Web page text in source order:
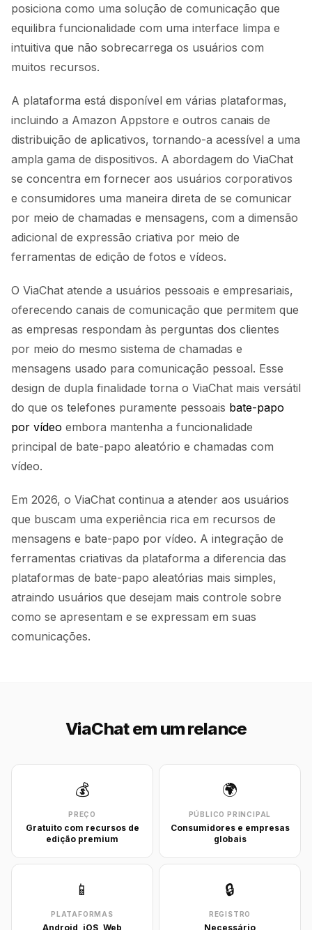
posiciona como uma solução de comunicação que
equilibra funcionalidade com uma interface limpa e
intuitiva que não sobrecarrega os usuários com
muitos recursos.
A plataforma está disponível em várias plataformas,
incluindo a Amazon Appstore e outros canais de
distribuição de aplicativos, tornando-a acessível a uma
ampla gama de dispositivos. A abordagem do ViaChat
se concentra em fornecer aos usuários corporativos
e consumidores uma maneira direta de se comunicar
por meio de chamadas e mensagens, com a dimensão
adicional de expressão criativa por meio de
ferramentas de edição de fotos e vídeos.
O ViaChat atende a usuários pessoais e empresariais,
oferecendo canais de comunicação que permitem que
as empresas respondam às perguntas dos clientes
por meio do mesmo sistema de chamadas e
mensagens usado para comunicação pessoal. Esse
design de dupla finalidade torna o ViaChat mais versátil
do que os telefones puramente pessoais bate-papo
por vídeo embora mantenha a funcionalidade
principal de bate-papo aleatório e chamadas com
vídeo.
Em 2026, o ViaChat continua a atender aos usuários
que buscam uma experiência rica em recursos de
mensagens e bate-papo por vídeo. A integração de
ferramentas criativas da plataforma a diferencia das
plataformas de bate-papo aleatórias mais simples,
atraindo usuários que desejam mais controle sobre
como se apresentam e se expressam em suas
comunicações.
ViaChat em um relance
💰
PREÇO
Gratuito com recursos de
edição premium
🌍
PÚBLICO PRINCIPAL
Consumidores e empresas
globais
📱
PLATAFORMAS
Android, iOS, Web
🔒
REGISTRO
Necessário